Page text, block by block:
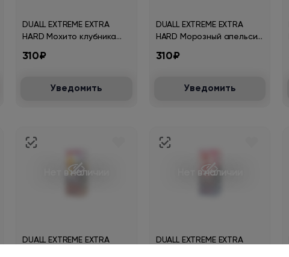
DUALL EXTREME EXTRA
HARD Мохито клубника
310₽
Уведомить
DUALL EXTREME EXTRA
HARD Морозный апельсин
310₽
Уведомить
Нет в наличии
DUALL EXTREME EXTRA
Нет в наличии
DUALL EXTREME EXTRA